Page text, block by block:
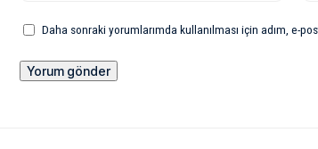
Daha sonraki yorumlarımda kullanılması için adım, e-